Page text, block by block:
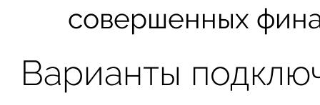
совершенных
Варианты